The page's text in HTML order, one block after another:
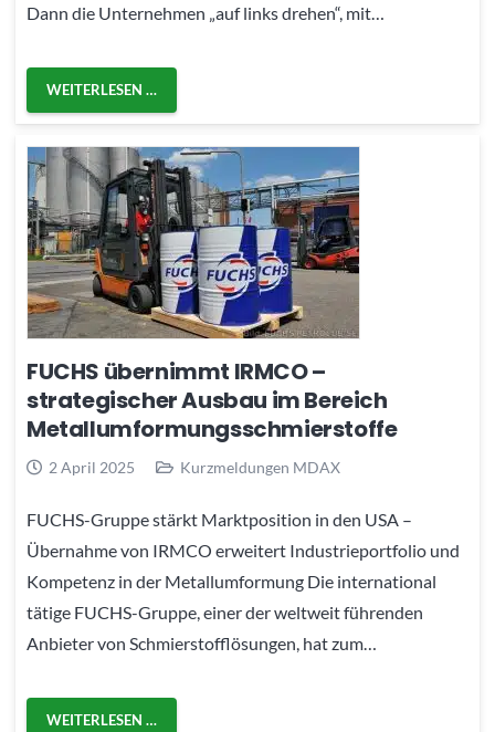
Dann die Unternehmen „auf links drehen“, mit…
WEITERLESEN …
FUCHS übernimmt IRMCO –
strategischer Ausbau im Bereich
Metallumformungsschmierstoffe
2 April 2025 Kurzmeldungen MDAX
FUCHS-Gruppe stärkt Marktposition in den USA –
Übernahme von IRMCO erweitert Industrieportfolio und
Kompetenz in der Metallumformung Die international
tätige FUCHS-Gruppe, einer der weltweit führenden
Anbieter von Schmierstofflösungen, hat zum…
WEITERLESEN …